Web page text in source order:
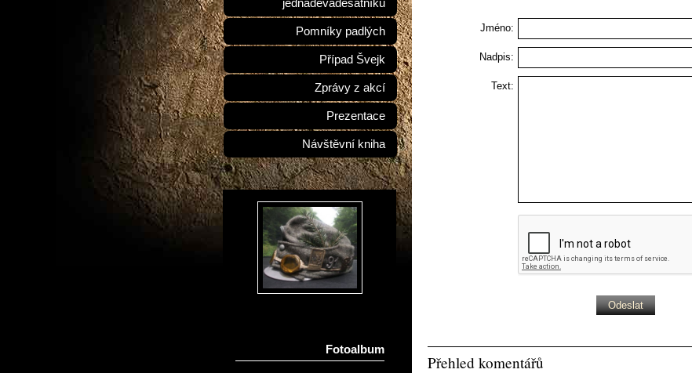
Jméno:
Nadpis:
Text:
Přehled komentářů
jednadevadesátníků
Pomníky padlých
Případ Švejk
Zprávy z akcí
Prezentace
Návštěvní kniha
Fotoalbum